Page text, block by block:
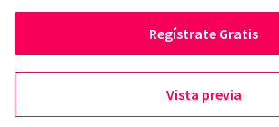
Regístrate Gratis
Vista previa